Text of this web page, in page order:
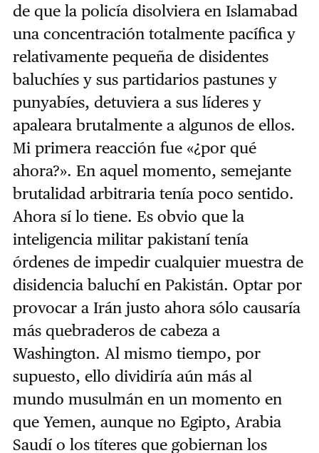
de que la policía disolviera en Islamabad
una concentración totalmente pacífica y
relativamente pequeña de disidentes
baluchíes y sus partidarios pastunes y
punyabíes, detuviera a sus líderes y
apaleara brutalmente a algunos de ellos.
Mi primera reacción fue «¿por qué
ahora?». En aquel momento, semejante
brutalidad arbitraria tenía poco sentido.
Ahora sí lo tiene. Es obvio que la
inteligencia militar pakistaní tenía
órdenes de impedir cualquier muestra de
disidencia baluchí en Pakistán. Optar por
provocar a Irán justo ahora sólo causaría
más quebraderos de cabeza a
Washington. Al mismo tiempo, por
supuesto, ello dividiría aún más al
mundo musulmán en un momento en
que Yemen, aunque no Egipto, Arabia
Saudí o los títeres que gobiernan los